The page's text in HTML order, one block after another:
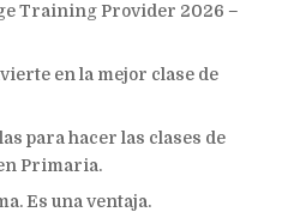
Training Provider 2026 –
en la mejor clase de
para hacer las clases de
Primaria.
Es una ventaja.